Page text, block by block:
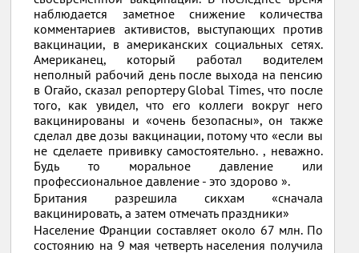
наблюдается заметное снижение количества
комментариев активистов, выступающих против
вакцинации, в американских социальных сетях.
Американец, который работал водителем
неполный рабочий день после выхода на пенсию
в Огайо, сказал репортеру Global Times, что после
того, как увидел, что его коллеги вокруг него
вакцинированы и «очень безопасны», он также
сделал две дозы вакцинации, потому что «если вы
не сделаете прививку самостоятельно. , неважно.
Будь то моральное давление или
профессиональное давление - это здорово ».
Британия разрешила сикхам «сначала
вакцинировать, а затем отмечать праздники»
Население Франции составляет около 67 млн. По
состоянию на 9 мая четверть населения получила